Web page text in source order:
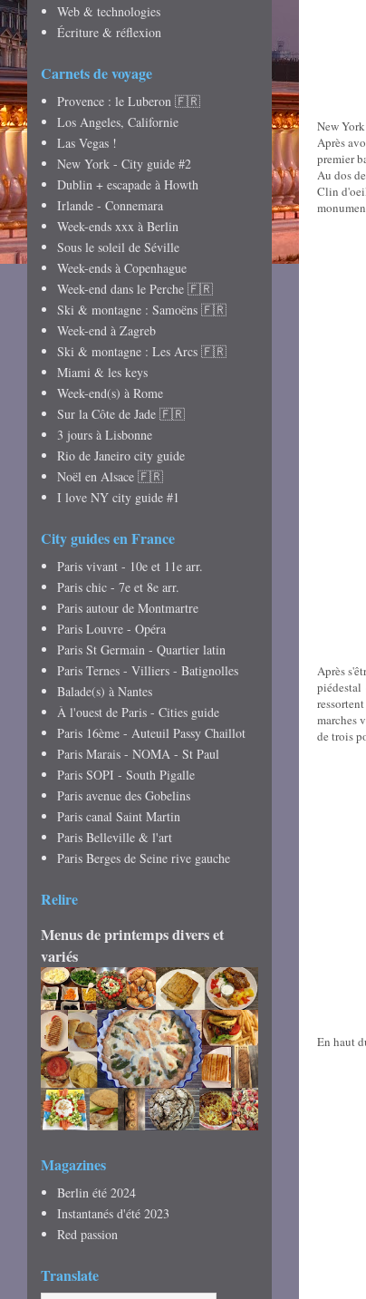
New
Après
premier
Au dos
Clin
Après
marches
de trois
En haut
Web & technologies
Écriture & réflexion
Carnets de voyage
Provence : le Luberon 🇫🇷
Los Angeles, Californie
Las Vegas !
New York - City guide #2
Dublin + escapade à Howth
Irlande - Connemara
Week-ends xxx à Berlin
Sous le soleil de Séville
Week-ends à Copenhague
Week-end dans le Perche 🇫🇷
Ski & montagne : Samoëns 🇫🇷
Week-end à Zagreb
Ski & montagne : Les Arcs 🇫🇷
Miami & les keys
Week-end(s) à Rome
Sur la Côte de Jade 🇫🇷
3 jours à Lisbonne
Rio de Janeiro city guide
Noël en Alsace 🇫🇷
I love NY city guide #1
City guides en France
Paris vivant - 10e et 11e arr.
Paris chic - 7e et 8e arr.
Paris autour de Montmartre
Paris Louvre - Opéra
Paris St Germain - Quartier latin
Paris Ternes - Villiers - Batignolles
Balade(s) à Nantes
À l'ouest de Paris - Cities guide
Paris 16ème - Auteuil Passy Chaillot
Paris Marais - NOMA - St Paul
Paris SOPI - South Pigalle
Paris avenue des Gobelins
Paris canal Saint Martin
Paris Belleville & l'art
Paris Berges de Seine rive gauche
Relire
Menus de printemps divers et
variés
Magazines
Berlin été 2024
Instantanés d'été 2023
Red passion
Translate